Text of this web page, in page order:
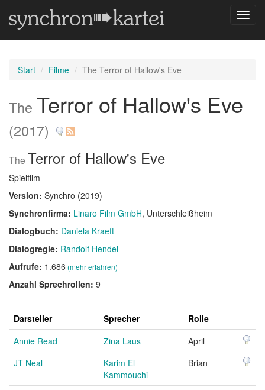
Start Filme The Terror of Hallow's Eve
The Terror of Hallow's Eve
(2017)
The Terror of Hallow's Eve
Spielfilm
Version: Synchro (2019)
Synchronfirma: Linaro Film GmbH, Unterschleißheim
Dialogbuch: Daniela Kraeft
Dialogregie: Randolf Hendel
Aufrufe: 1.686 (mehr erfahren)
Anzahl Sprechrollen: 9
Darsteller Sprecher
Rolle
Annie Read
Zina Laus
April
JT Neal
Karim El
Kammouchi
Brian